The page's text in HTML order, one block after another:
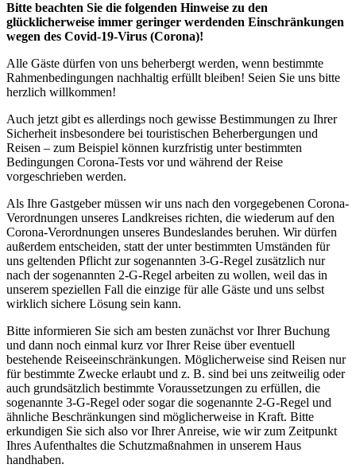
Bitte beachten Sie die folgenden Hinweise zu den
glücklicherweise immer geringer werdenden Einschränkungen
wegen des Covid-19-Virus (Corona)!
Alle Gäste dürfen von uns beherbergt werden, wenn bestimmte
Rahmenbedingungen nachhaltig erfüllt bleiben! Seien Sie uns bitte
herzlich willkommen!
Auch jetzt gibt es allerdings noch gewisse Bestimmungen zu Ihrer
Sicherheit insbesondere bei touristischen Beherbergungen und
Reisen – zum Beispiel können kurzfristig unter bestimmten
Bedingungen Corona-Tests vor und während der Reise
vorgeschrieben werden.
Als Ihre Gastgeber müssen wir uns nach den vorgegebenen Corona-
Verordnungen unseres Landkreises richten, die wiederum auf den
Corona-Verordnungen unseres Bundeslandes beruhen. Wir dürfen
außerdem entscheiden, statt der unter bestimmten Umständen für
uns geltenden Pflicht zur sogenannten 3-G-Regel zusätzlich nur
nach der sogenannten 2-G-Regel arbeiten zu wollen, weil das in
unserem speziellen Fall die einzige für alle Gäste und uns selbst
wirklich sichere Lösung sein kann.
Bitte informieren Sie sich am besten zunächst vor Ihrer Buchung
und dann noch einmal kurz vor Ihrer Reise über eventuell
bestehende Reiseeinschränkungen. Möglicherweise sind Reisen nur
für bestimmte Zwecke erlaubt und z. B. sind bei uns zeitweilig oder
auch grundsätzlich bestimmte Voraussetzungen zu erfüllen, die
sogenannte 3-G-Regel oder sogar die sogenannte 2-G-Regel und
ähnliche Beschränkungen sind möglicherweise in Kraft. Bitte
erkundigen Sie sich also vor Ihrer Anreise, wie wir zum Zeitpunkt
Ihres Aufenthaltes die Schutzmaßnahmen in unserem Haus
handhaben.